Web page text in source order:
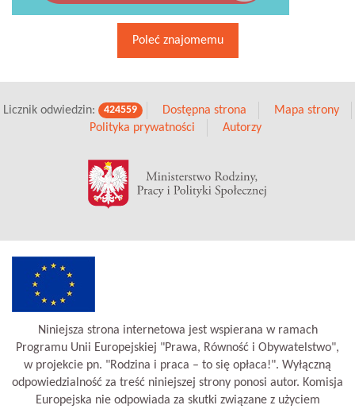
Poleć znajomemu
Licznik odwiedzin: 424559 Dostępna strona
Mapa strony
Polityka prywatności
Autorzy
Niniejsza strona internetowa jest wspierana w ramach
Programu Unii Europejskiej "Prawa, Równość i Obywatelstwo",
w projekcie pn. "Rodzina i praca – to się opłaca!". Wyłączną
odpowiedzialność za treść niniejszej strony ponosi autor. Komisja
Europejska nie odpowiada za skutki związane z użyciem